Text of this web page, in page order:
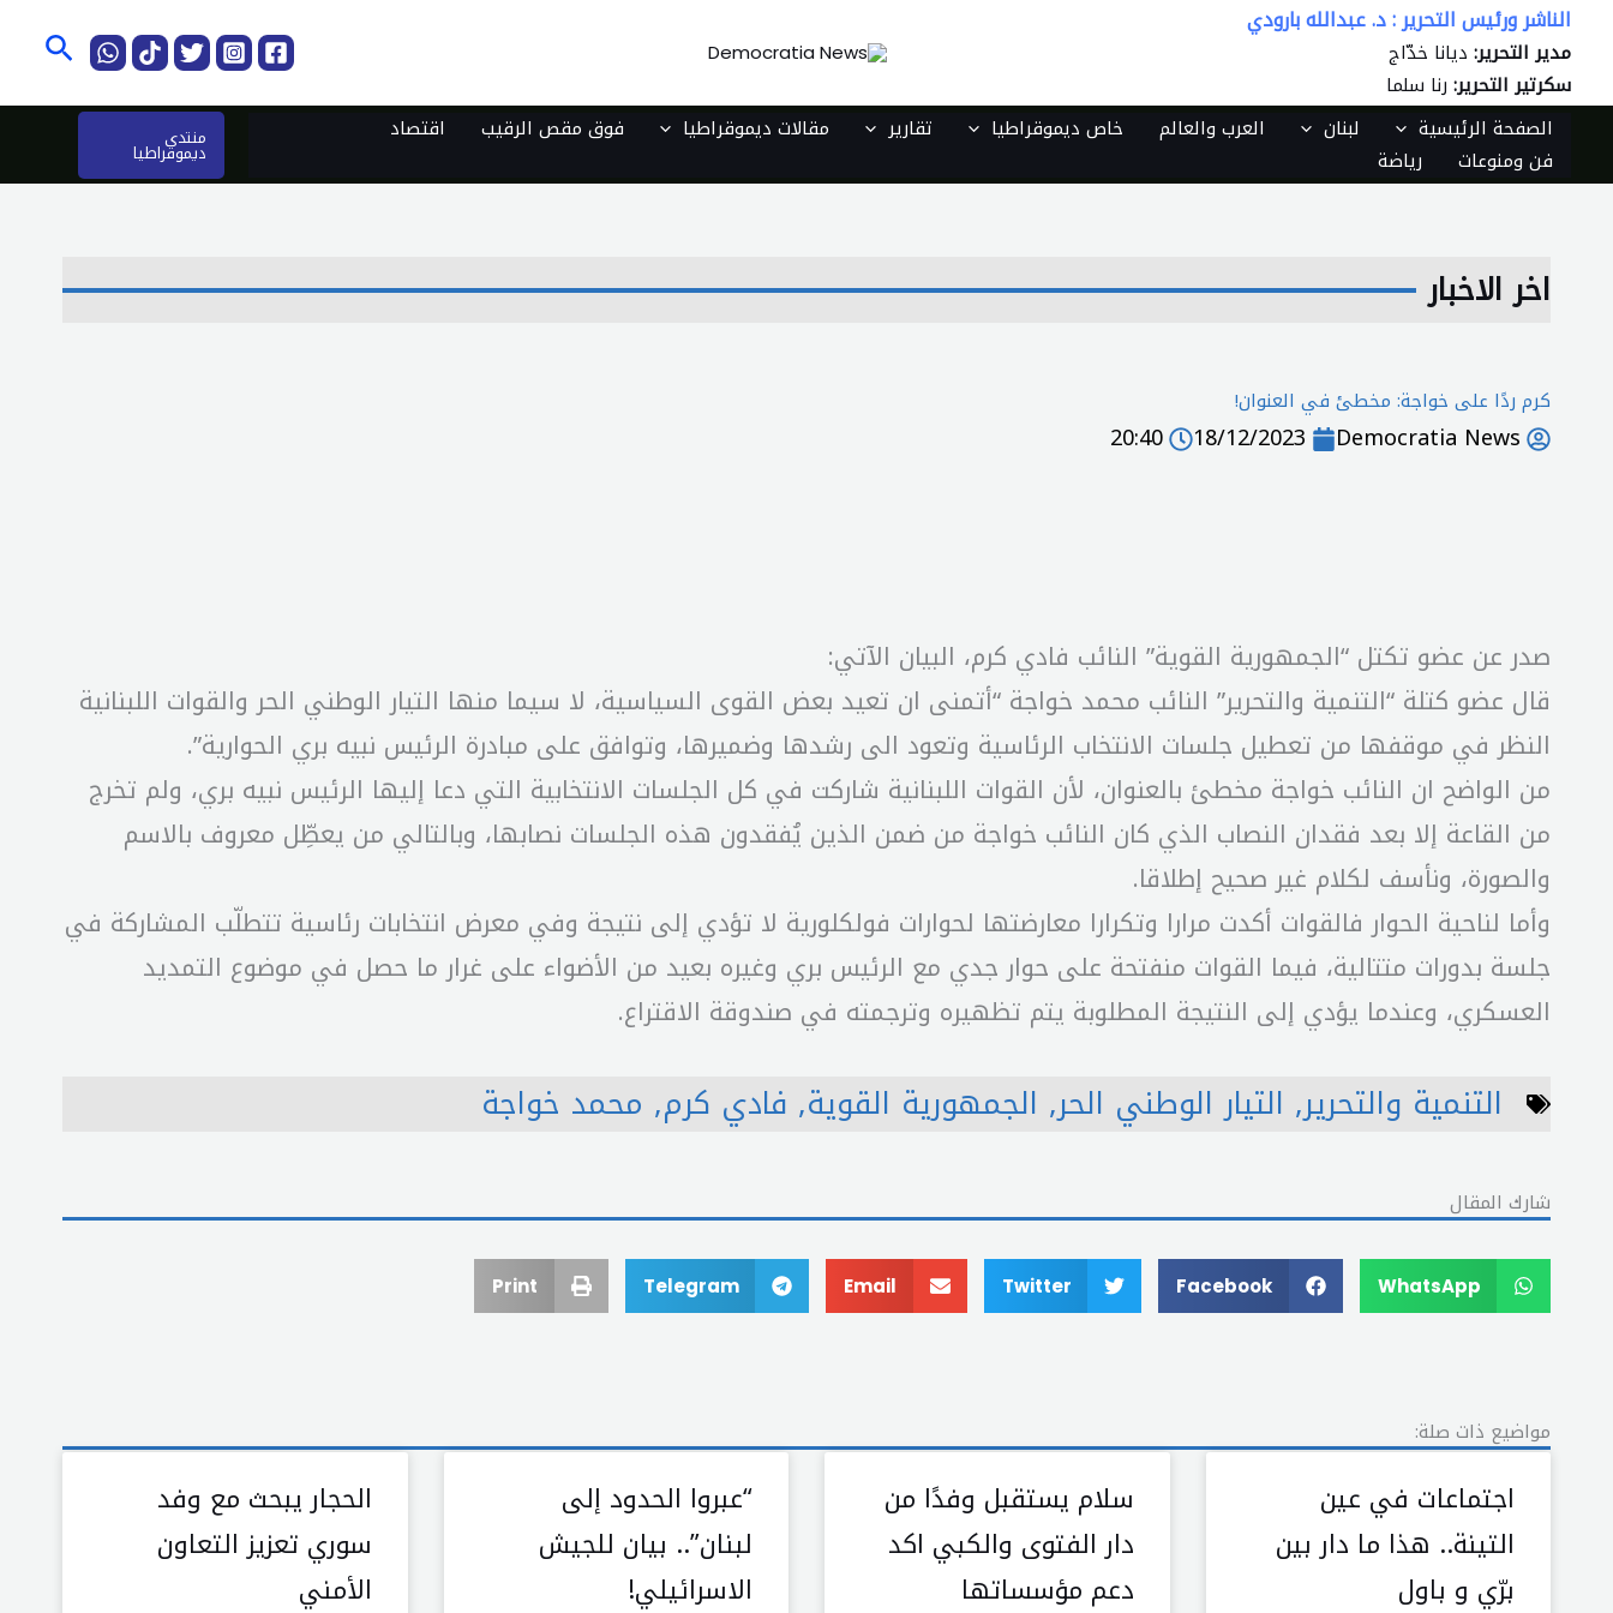
تخطي
المحتوى
الناشر ورئيس التحرير : د. عبدالله بارودي
مدير التحرير: ديانا خدّاج
سكرتير التحرير: رنا سلما
الصفحة الرئيسية لبنان العرب والعالم خاص ديموقراطيا تقارير مقالات ديموقراطيا فوق مقص الرقيب
اقتصاد
فن ومنوعات
رياضة
منتدى
ديموقراطيا
اخر الاخبار
كرم ردًا على خواجة: مخطئ في العنوان!
Democratia News
18/12/2023
20:40
صدر عن عضو تكتل “الجمهورية القوية” النائب فادي كرم، البيان الآتي:
قال عضو كتلة “التنمية والتحرير” النائب محمد خواجة “أتمنى ان تعيد بعض القوى السياسية، لا سيما منها التيار الوطني الحر والقوات اللبنانية
النظر في موقفها من تعطيل جلسات الانتخاب الرئاسية وتعود الى رشدها وضميرها، وتوافق على مبادرة الرئيس نبيه بري الحوارية”.
من الواضح ان النائب خواجة مخطئ بالعنوان، لأن القوات اللبنانية شاركت في كل الجلسات الانتخابية التي دعا إليها الرئيس نبيه بري، ولم تخرج
من القاعة إلا بعد فقدان النصاب الذي كان النائب خواجة من ضمن الذين يُفقدون هذه الجلسات نصابها، وبالتالي من يعطِّل معروف بالاسم
والصورة، ونأسف لكلام غير صحيح إطلاقا.
وأما لناحية الحوار فالقوات أكدت مرارا وتكرارا معارضتها لحوارات فولكلورية لا تؤدي إلى نتيجة وفي معرض انتخابات رئاسية تتطلّب المشاركة في
جلسة بدورات متتالية، فيما القوات منفتحة على حوار جدي مع الرئيس بري وغيره بعيد من الأضواء على غرار ما حصل في موضوع التمديد
العسكري، وعندما يؤدي إلى النتيجة المطلوبة يتم تظهيره وترجمته في صندوقة الاقتراع.
التنمية والتحرير, التيار الوطني الحر, الجمهورية القوية, فادي كرم, محمد خواجة
شارك المقال
WhatsApp
Facebook
Twitter
Email
Telegram
Print
مواضيع ذات صلة:
اجتماعات في عين
التينة.. هذا ما دار بين
برّي و باول
سلام يستقبل وفدًا من
دار الفتوى والكبي اكد
دعم مؤسساتها
“عبروا الحدود إلى
لبنان”.. بيان للجيش
الاسرائيلي!
الحجار يبحث مع وفد
سوري تعزيز التعاون
الأمني